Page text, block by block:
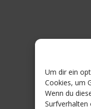
Um dir ein
Cookies, um
Wenn du
Surfverhalten